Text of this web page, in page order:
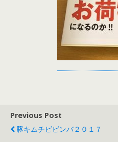
Previous Post
豚キムチビビンバ２０１７